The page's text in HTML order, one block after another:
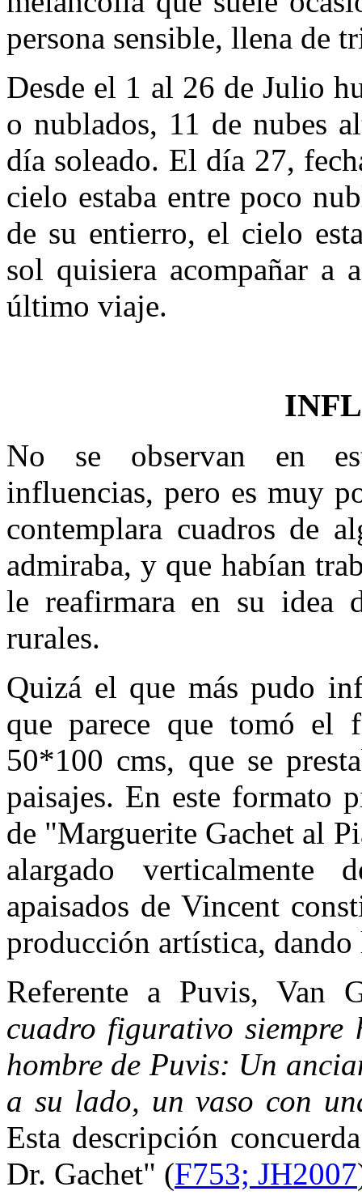
persona sensible, llena de
Desde el 1 al 26 de Julio
o nublados, 11 de nubes
día soleado. El día 27,
cielo estaba entre poco
de su entierro, el cielo
sol quisiera acompañar a
último viaje.
No se observan en
influencias, pero es muy
contemplara cuadros de
admiraba, y que habían
le reafirmara en su idea
rurales.
Quizá el que más pudo
que parece que tomó el
50*100 cms, que se
paisajes. En este formato
de "Marguerite Gachet al
alargado
apaisados de Vincent
producción artística,
Referente a Puvis, Van
cuadro figurativo
hombre de Puvis: Un
a su lado, un vaso con
Esta descripción
Dr. Gachet" (F753; JH2007